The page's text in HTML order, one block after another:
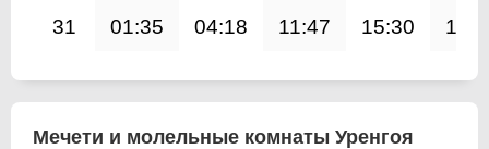
31 01:35 04:18 11:47 15:30
Мечети и молельные комнаты Уренгоя